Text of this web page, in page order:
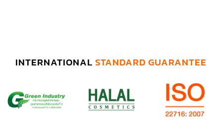
INTERNATIONAL STANDARD GUARANTEE